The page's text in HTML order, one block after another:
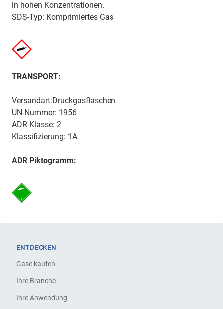
in hohen Konzentrationen.
SDS-Typ: Komprimiertes Gas
TRANSPORT:
Versandart:Druckgasflaschen
UN-Nummer: 1956
ADR-Klasse: 2
Klassifizierung: 1A
ADR Piktogramm:
ENTDECKEN
Gase kaufen
Ihre Branche
Ihre Anwendung